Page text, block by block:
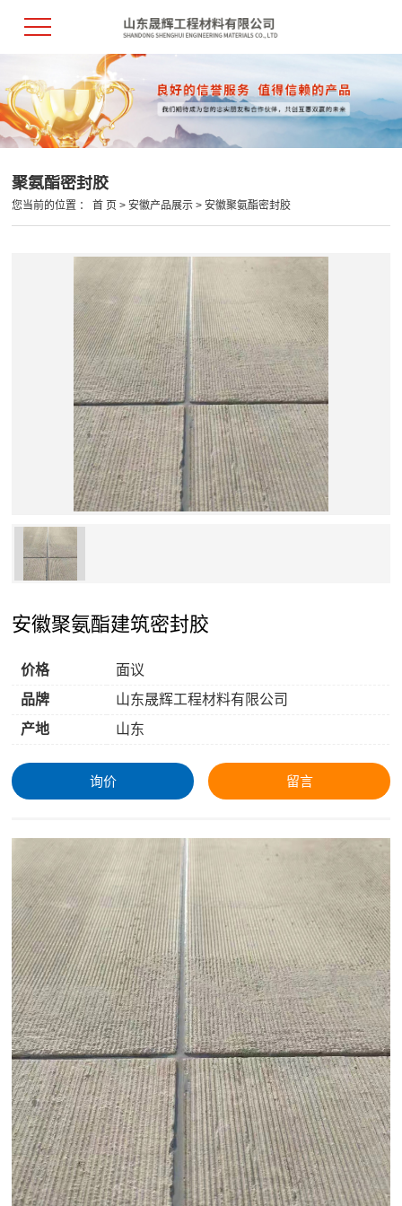
聚氨酯密封胶
您当前的位置 ：首 页 >安徽产品展示 >安徽聚氨酯密封胶
安徽聚氨酯建筑密封胶
价格
面议
品牌
山东晟辉工程材料有限公司
产地
山东
询价 留言